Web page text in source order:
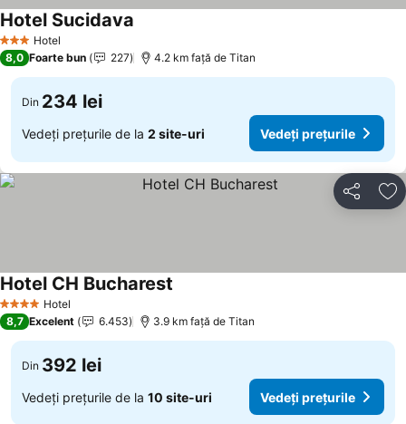
3 SteleHotel
Hotel Sucidava
8,0 Foarte bun 227 4.2 km faţă de Titan
Din 234 lei
Vedeți prețurile de la 2 site-uri Vedeți prețurile
Distribuiți
4 Stele Hotel
Hotel CH Bucharest
8,7 Excelent 6.453 3.9 km faţă de Titan
Din 392 lei
Vedeți prețurile de la 10 site-uri Vedeți prețurile